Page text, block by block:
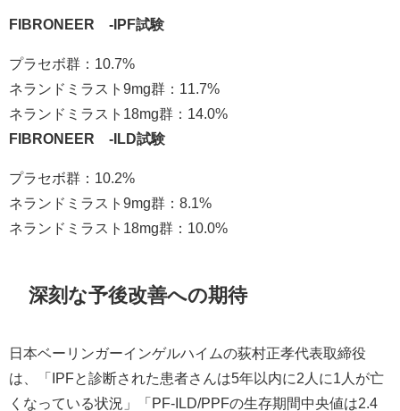
FIBRONEER™-IPF試験
プラセボ群：10.7%
ネランドミラスト9mg群：11.7%
ネランドミラスト18mg群：14.0%
FIBRONEER™-ILD試験
プラセボ群：10.2%
ネランドミラスト9mg群：8.1%
ネランドミラスト18mg群：10.0%
深刻な予後改善への期待
日本ベーリンガーインゲルハイムの荻村正孝代表取締役
は、「IPFと診断された患者さんは5年以内に2人に1人が亡
くなっている状況」「PF-ILD/PPFの生存期間中央値は2.4